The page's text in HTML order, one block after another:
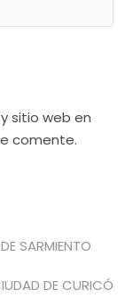
sitio web en
comente.
SARMIENTO
DE CURICÓ